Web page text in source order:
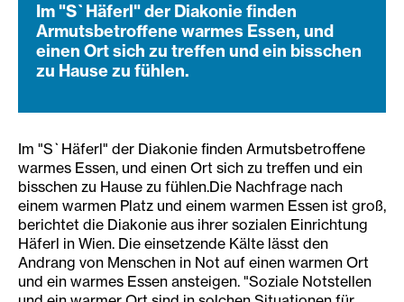
Im "S`Häferl" der Diakonie finden
Armutsbetroffene warmes Essen, und
einen Ort sich zu treffen und ein bisschen
zu Hause zu fühlen.
Im "S`Häferl" der Diakonie finden Armutsbetroffene
warmes Essen, und einen Ort sich zu treffen und ein
bisschen zu Hause zu fühlen.Die Nachfrage nach
einem warmen Platz und einem warmen Essen ist groß,
berichtet die Diakonie aus ihrer sozialen Einrichtung
Häferl in Wien. Die einsetzende Kälte lässt den
Andrang von Menschen in Not auf einen warmen Ort
und ein warmes Essen ansteigen. "Soziale Notstellen